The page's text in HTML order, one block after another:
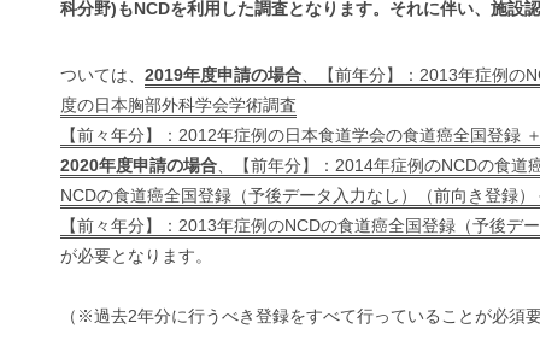
科分野)もNCDを利用した調査となります。それに伴い、施設
ついては、 2019年度申請の場合 、【前年分】：2013年症例
度の日本胸部外科学会学術調査
【前々年分】：2012年症例の日本食道学会の食道癌全国登録
2020年度申請の場合 、【前年分】：2014年症例のNCDの食
NCDの食道癌全国登録（予後データ入力なし）（前向き登録
【前々年分】：2013年症例のNCDの食道癌全国登録（予後
が必要となります。
（※過去2年分に行うべき登録をすべて行っていることが必須